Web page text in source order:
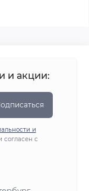
и акции:
и
согласен с